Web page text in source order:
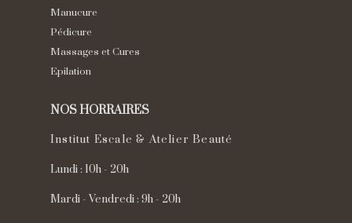
Manucure
Pédicure
Massages et Cures
Epilation
NOS HORRAIRES
Institut Escale & Atelier Beauté
Lundi : 10h - 20h
Mardi - Vendredi : 9h - 20h